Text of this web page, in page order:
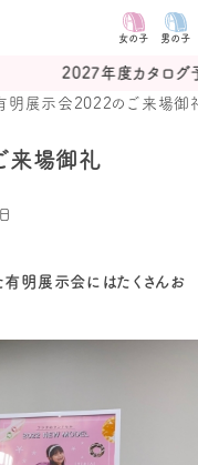
女の子 男の子
年度カタログ予約受付中
明展示会2022のご来場御
来場御礼
明展示会にはたくさんお